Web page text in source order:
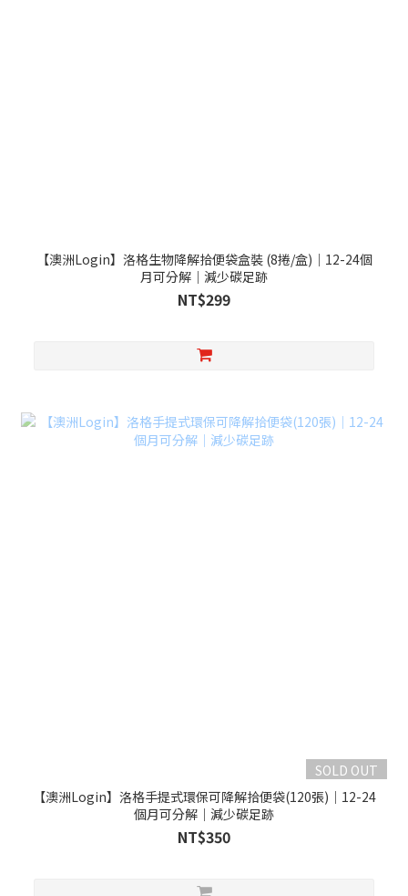
【澳洲Login】洛格生物降解拾便袋盒裝 (8捲/盒)｜12-24個
月可分解｜減少碳足跡
NT$299
SOLD OUT
【澳洲Login】洛格手提式環保可降解拾便袋(120張)｜12-24
個月可分解｜減少碳足跡
NT$350